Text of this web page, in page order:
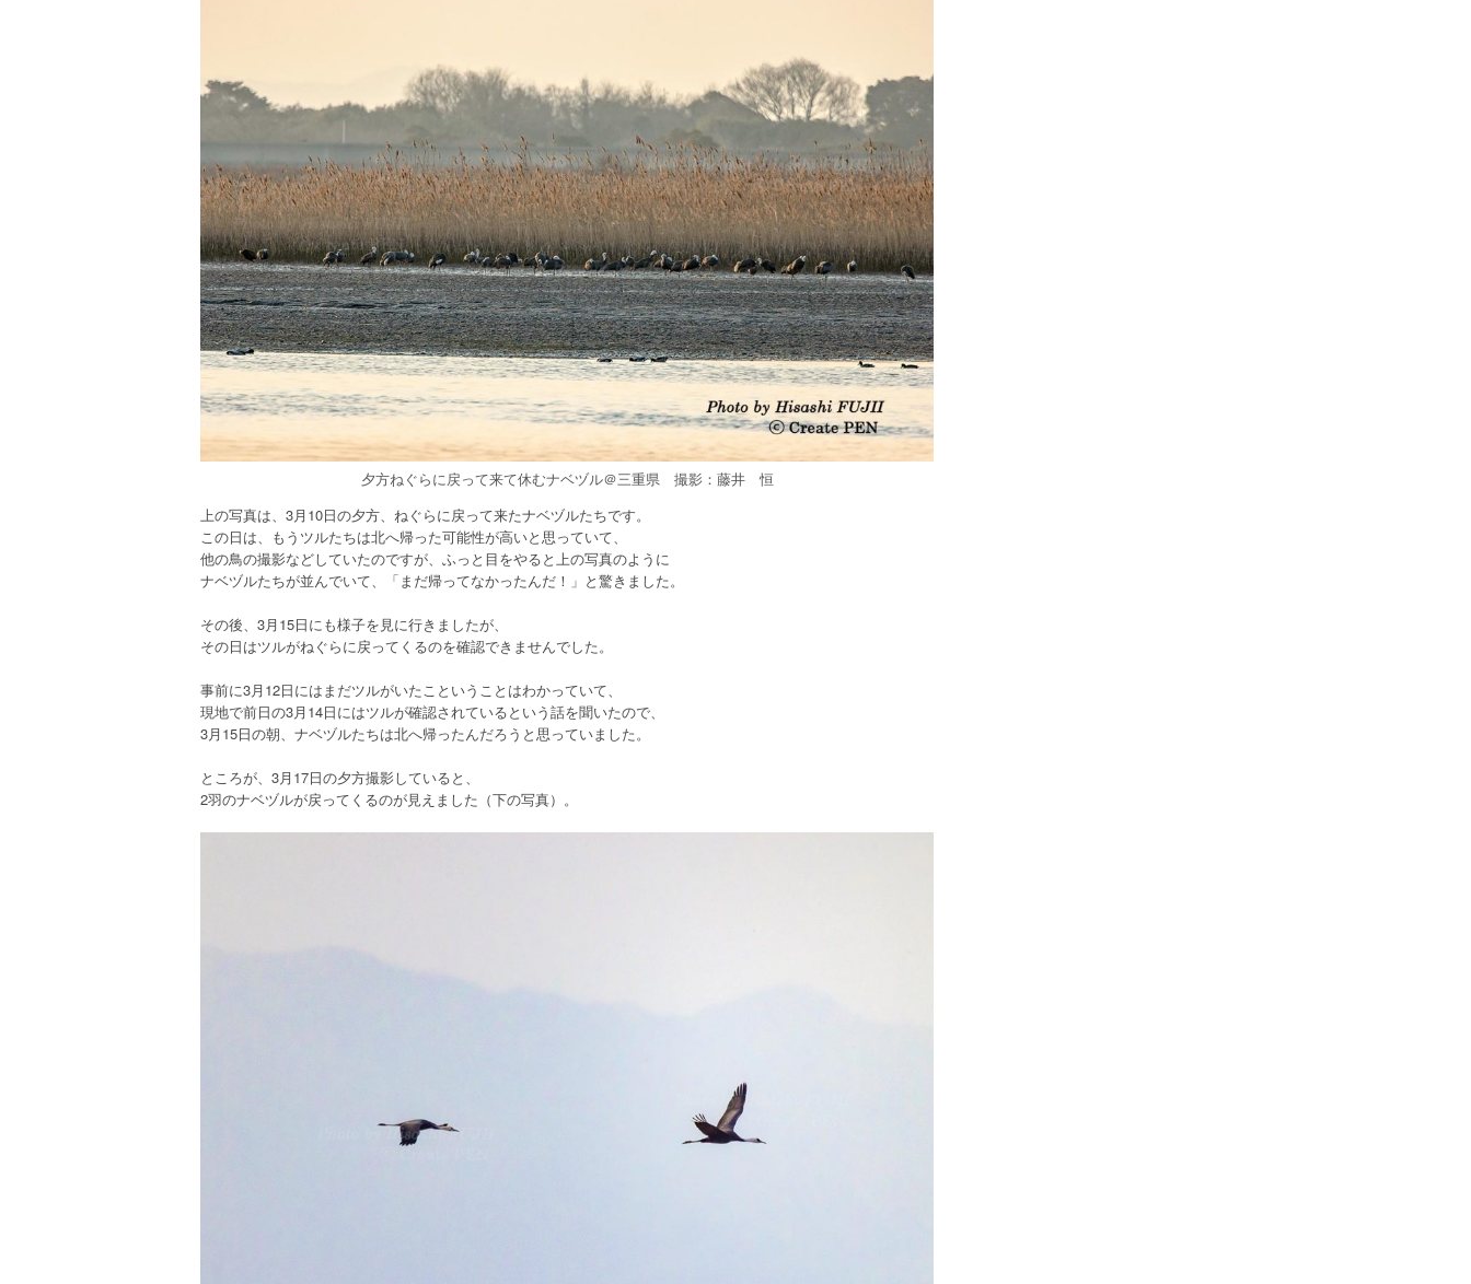
夕方ねぐらに戻って来て休むナベヅル＠三重県 撮影：藤井 恒
上の写真は、3月10日の夕方、ねぐらに戻って来たナベヅルたちです。
この日は、もうツルたちは北へ帰った可能性が高いと思っていて、
他の鳥の撮影などしていたのですが、ふっと目をやると上の写真のように
ナベヅルたちが並んでいて、「まだ帰ってなかったんだ！」と驚きました。
その後、3月15日にも様子を見に行きましたが、
その日はツルがねぐらに戻ってくるのを確認できませんでした。
事前に3月12日にはまだツルがいたこということはわかっていて、
現地で前日の3月14日にはツルが確認されているという話を聞いたので、
3月15日の朝、ナベヅルたちは北へ帰ったんだろうと思っていました。
ところが、3月17日の夕方撮影していると、
2羽のナベヅルが戻ってくるのが見えました（下の写真）。